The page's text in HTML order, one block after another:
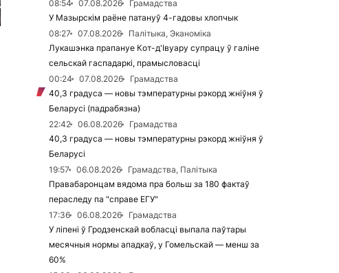
08:54 07.08.2026
Грамадства
У Мазырскім раёне патануў 4-гадовы хлопчык
08:27
07.08.2026
Палітыка, Эканоміка
Лукашэнка прапануе Кот-д'Івуару супрацу ў галіне
сельскай гаспадаркі, прамысловасці
00:24
07.08.2026
Грамадства
40,3 градуса — новы тэмпературны рэкорд жніўня ў
Беларусі (падрабязна)
22:42
06.08.2026
Грамадства
40,3 градуса — новы тэмпературны рэкорд жніўня ў
Беларусі
19:57
06.08.2026
Грамадства, Палітыка
Правабаронцам вядома пра больш за 180 фактаў
пераследу па "справе ЕГУ"
17:36
06.08.2026
Грамадства
У ліпені ў Гродзенскай вобласці выпала паўтары
месячныя нормы ападкаў, у Гомельскай — менш за
60%